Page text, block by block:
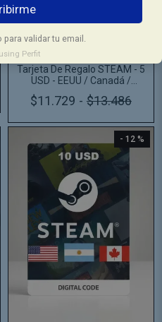
validar tu email.
Perfit
Tarjeta De Regalo STEAM - 5
USD - EEUU / Canadá /
Argentina
$11.729 - $13.486
- 12 %